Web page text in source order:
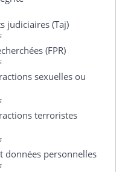
judiciaires (Taj)
(FPR)
sexuelles ou
terroristes
données personnelles